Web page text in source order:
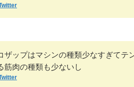
ザップはマシンの種類少なすぎてテ
筋肉の種類も少ないし